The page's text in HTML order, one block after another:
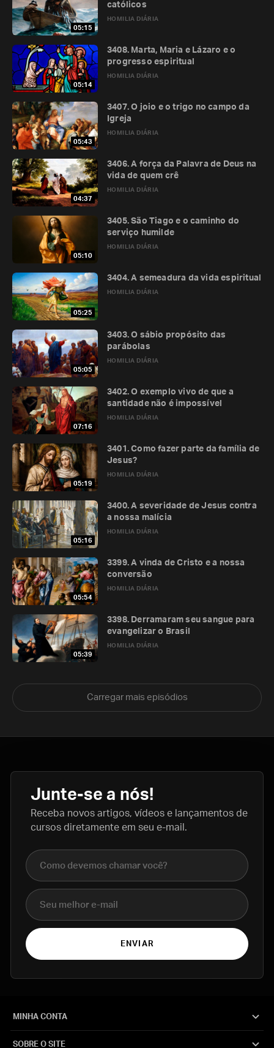
05:15
HOMILIA DIÁRIA
católicos
05:14
HOMILIA DIÁRIA
3408. Marta, Maria e Lázaro e o
progresso espiritual
05:43
HOMILIA DIÁRIA
3407. O joio e o trigo no campo da
Igreja
04:37
HOMILIA DIÁRIA
3406. A força da Palavra de Deus na
vida de quem crê
05:10
HOMILIA DIÁRIA
3405. São Tiago e o caminho do
serviço humilde
05:25
HOMILIA DIÁRIA
3404. A semeadura da vida espiritual
05:05
HOMILIA DIÁRIA
3403. O sábio propósito das
parábolas
07:16
HOMILIA DIÁRIA
3402. O exemplo vivo de que a
santidade não é impossível
05:19
HOMILIA DIÁRIA
3401. Como fazer parte da família de
Jesus?
05:16
HOMILIA DIÁRIA
3400. A severidade de Jesus contra
a nossa malícia
05:54
HOMILIA DIÁRIA
3399. A vinda de Cristo e a nossa
conversão
05:39
HOMILIA DIÁRIA
3398. Derramaram seu sangue para
evangelizar o Brasil
Carregar mais episódios
Junte-se a nós!
Receba novos artigos, vídeos e lançamentos de
cursos diretamente em seu e-mail.
Nome completo
E-mail
ENVIAR
MINHA CONTA
SOBRE O SITE